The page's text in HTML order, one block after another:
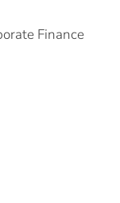
Finance